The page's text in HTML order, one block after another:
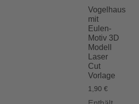
Vogelhaus
mit
Eulen-
Motiv 3D
Modell
Laser
Cut
Vorlage
1,90 €